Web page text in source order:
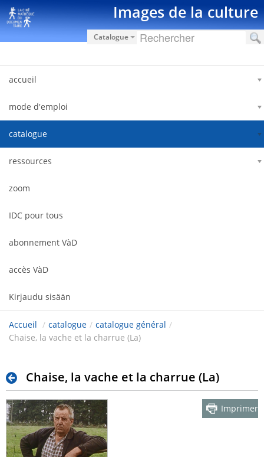
Hyppää sisältöön Images de la culture
Catalogue
accueil
mode d'emploi
catalogue
ressources
zoom
IDC pour tous
abonnement VàD
accès VàD
Kirjaudu sisään
Accueil / catalogue / catalogue général /
Chaise, la vache et la charrue (La)
Chaise, la vache et la charrue (La)
Imprimer